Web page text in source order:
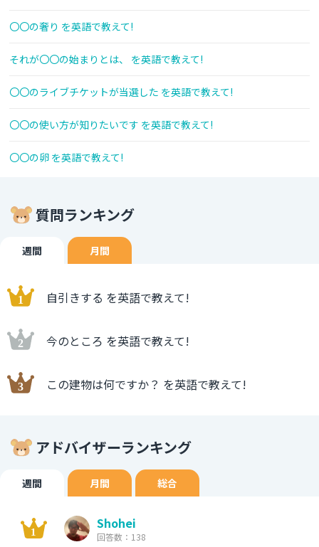
〇〇の奢り を英語で教えて!
それが〇〇の始まりとは、 を英語で教えて!
〇〇のライブチケットが当選した を英語で教えて!
〇〇の使い方が知りたいです を英語で教えて!
〇〇の卵 を英語で教えて!
質問ランキング
週間 月間
自引きする を英語で教えて!
今のところ を英語で教えて!
この建物は何ですか？ を英語で教えて!
アドバイザーランキング
週間 月間 総合
Shohei
回答数：138